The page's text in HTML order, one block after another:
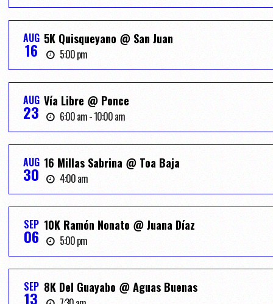
AUG
16
5K Quisqueyano @ San Juan
5:00 pm
AUG
23
Vía Libre @ Ponce
6:00 am - 10:00 am
AUG
30
16 Millas Sabrina @ Toa Baja
4:00 am
SEP
06
10K Ramón Nonato @ Juana Díaz
5:00 pm
SEP
13
8K Del Guayabo @ Aguas Buenas